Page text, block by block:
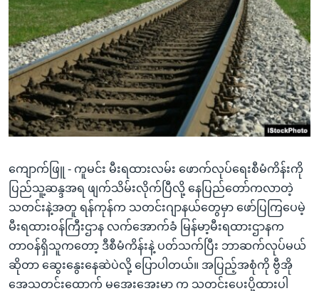
ရန်
ပင်မ
အ
ညွန်း
စာမျက်နှာ
သို့
ကျော်
ရန်
ရှာဖွေ
ရန်
နေရာ
သို့
ကျော်
ရန်
မကြေးမုံရဲ့ အင်္ဂလိပ်စာ
ရုပ်ရှင်ထဲက အင်္ဂလိပ်စာ
သုတပဒေသာ အင်္ဂလိပ်စာ
ရေဒီယို
တီဗွီ
ရေဒီယိုနှင့်ရုပ်သံ အချက်အလက်များ
ရေဒီယို/တီဗွီအစီအစဉ်
Learning English
ဗွီအိုအေ လူမှုကွန်ယက်များ
ဘာသာစကားများ
ကျောက်ဖြူ - ကူမင်း မီးရထားလမ်း ဖောက်လုပ်ရေးစီမံကိန်းကို
ပြည်သူ့ဆန္ဒအရ ဖျက်သိမ်းလိုက်ပြီလို့ နေပြည်တော်ကလာတဲ့
သတင်းနဲ့အတူ ရန်ကုန်က သတင်းဂျာနယ်တွေမှာ ဖော်ပြကြပေမဲ့
မီးရထားဝန်ကြီးဌာန လက်အောက်ခံ မြန်မာ့မီးရထားဌာနက
တာဝန်ရှိသူကတော့ ဒီစီမံကိန်းနဲ့ ပတ်သက်ပြီး ဘာဆက်လုပ်မယ်
ဆိုတာ ဆွေးနွေးနေဆဲပဲလို့ ပြောပါတယ်။ အပြည့်အစုံကို ဗွီအို
အေသတင်းထောက် မအေးအေးမာ က သတင်းပေးပို့ထားပါ